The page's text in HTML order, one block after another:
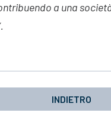
a una
INDIETRO